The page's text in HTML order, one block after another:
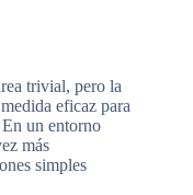
trivial, pero la
eficaz para
un entorno
más
simples